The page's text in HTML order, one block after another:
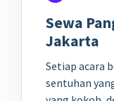
Sewa
Jakarta
Setiap acara
sentuhan